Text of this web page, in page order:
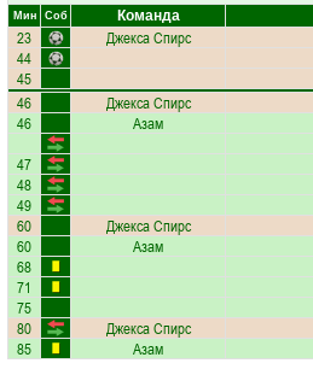
Мин Соб Команда
23 Джекса Спирс
44
45
46 Джекса Спирс
46 Азам
47
48
49
60 Джекса Спирс
60 Азам
68
71
75
80 Джекса Спирс
85 Азам